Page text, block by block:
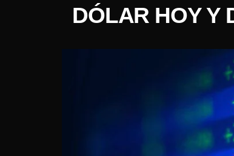
DÓLAR HOY Y